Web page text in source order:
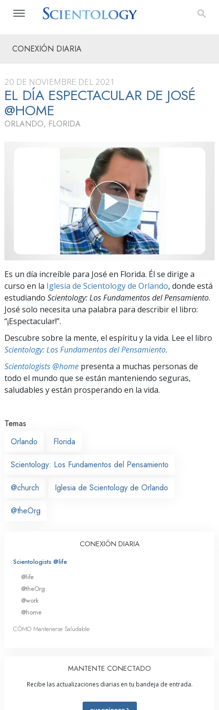
CONEXIÓN DIARIA
20 DE NOVIEMBRE DEL 2021
EL DÍA ESPECTACULAR DE JOSÉ
@HOME
ORLANDO, FLORIDA
Es un día increíble para José en Florida. Él se dirige a
curso en la Iglesia de Scientology de Orlando, donde está
estudiando Scientology: Los Fundamentos del Pensamiento.
José solo necesita una palabra para describir el libro:
“¡Espectacular!”.
Descubre sobre la mente, el espíritu y la vida. Lee el libro
Scientology: Los Fundamentos del Pensamiento.
Scientologists @home presenta a muchas personas de
todo el mundo que se están manteniendo seguras,
saludables y están prosperando en la vida.
Temas
Orlando
Florida
Scientology: Los Fundamentos del Pensamiento
@church Iglesia de Scientology de Orlando
@theOrg
CONEXIÓN DIARIA
Scientologists @life
@life
@theOrg
@work
@home
CÓMO Mantenerse Saludable
MANTENTE CONECTADO
Recibe las actualizaciones diarias en tu bandeja de entrada.